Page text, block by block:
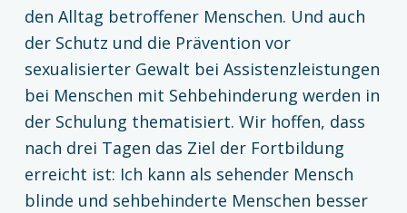
den Alltag betroffener Menschen. Und auch
der Schutz und die Prävention vor
sexualisierter Gewalt bei Assistenzleistungen
bei Menschen mit Sehbehinderung werden in
der Schulung thematisiert. Wir hoffen, dass
nach drei Tagen das Ziel der Fortbildung
erreicht ist: Ich kann als sehender Mensch
blinde und sehbehinderte Menschen besser